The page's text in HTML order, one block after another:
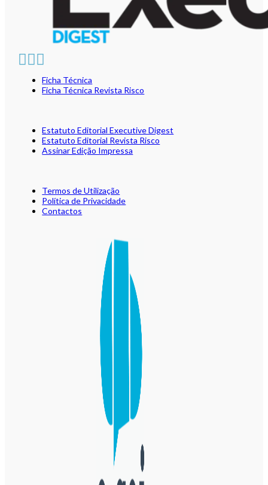
Ficha Técnica
Ficha Técnica Revista Risco
Estatuto Editorial Executive Digest
Estatuto Editorial Revista Risco
Assinar Edição Impressa
Termos de Utilização
Política de Privacidade
Contactos